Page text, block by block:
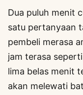
Dua puluh menit
satu pertanyaan
pembeli merasa
jam terasa
lima belas menit
akan melewati